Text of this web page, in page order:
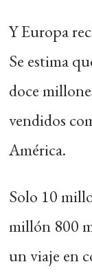
Y Europa
Se estima
doce
vendidos
América.
Solo 10
millón 800
un viaje en